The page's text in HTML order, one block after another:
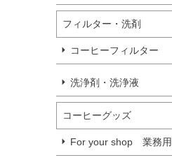
フィルター・洗剤
コーヒーフィルター
洗浄剤・洗浄液
コーヒーグッズ
For your shop 業務用